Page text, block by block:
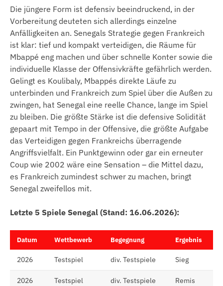
Die jüngere Form ist defensiv beeindruckend, in der
Vorbereitung deuteten sich allerdings einzelne
Anfälligkeiten an. Senegals Strategie gegen Frankreich
ist klar: tief und kompakt verteidigen, die Räume für
Mbappé eng machen und über schnelle Konter sowie die
individuelle Klasse der Offensivkräfte gefährlich werden.
Gelingt es Koulibaly, Mbappés direkte Läufe zu
unterbinden und Frankreich zum Spiel über die Außen zu
zwingen, hat Senegal eine reelle Chance, lange im Spiel
zu bleiben. Die größte Stärke ist die defensive Solidität
gepaart mit Tempo in der Offensive, die größte Aufgabe
das Verteidigen gegen Frankreichs überragende
Angriffsvielfalt. Ein Punktgewinn oder gar ein erneuter
Coup wie 2002 wäre eine Sensation – die Mittel dazu,
es Frankreich zumindest schwer zu machen, bringt
Senegal zweifellos mit.
Letzte 5 Spiele Senegal (Stand: 16.06.2026):
Datum Wettbewerb Begegnung Ergebnis
2026 Testspiel div. Testspiele Sieg
2026 Testspiel div. Testspiele Remis